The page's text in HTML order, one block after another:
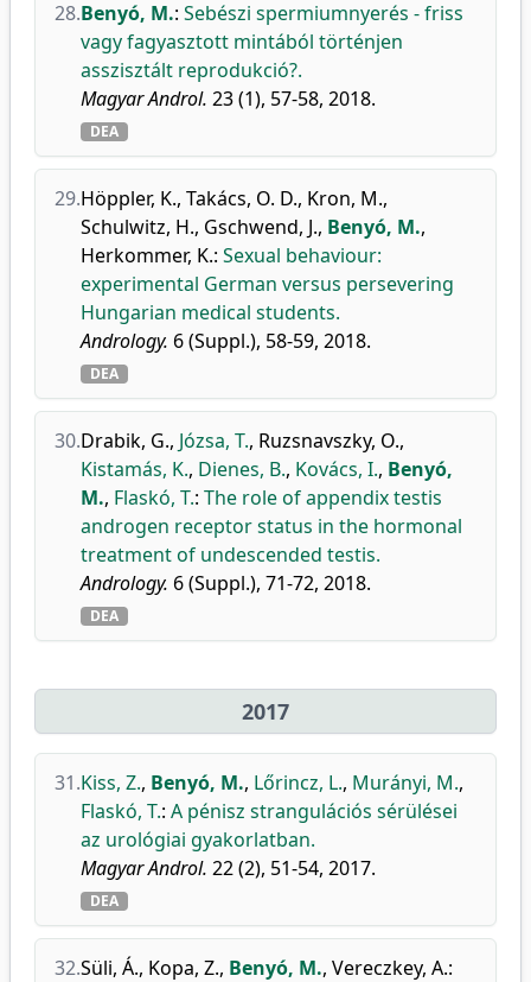
28.Benyó, M.: Sebészi spermiumnyerés - friss
vagy fagyasztott mintából történjen
asszisztált reprodukció?.
Magyar Androl. 23 (1), 57-58, 2018.
DEA
29.Höppler, K., Takács, O. D., Kron, M.,
Schulwitz, H., Gschwend, J., Benyó, M.,
Herkommer, K.: Sexual behaviour:
experimental German versus persevering
Hungarian medical students.
Andrology. 6 (Suppl.), 58-59, 2018.
DEA
30.Drabik, G., Józsa, T., Ruzsnavszky, O.,
Kistamás, K., Dienes, B., Kovács, I., Benyó,
M., Flaskó, T.: The role of appendix testis
androgen receptor status in the hormonal
treatment of undescended testis.
Andrology. 6 (Suppl.), 71-72, 2018.
DEA
2017
31.Kiss, Z., Benyó, M., Lőrincz, L., Murányi, M.,
Flaskó, T.: A pénisz strangulációs sérülései
az urológiai gyakorlatban.
Magyar Androl. 22 (2), 51-54, 2017.
DEA
32.Süli, Á., Kopa, Z., Benyó, M., Vereczkey, A.: